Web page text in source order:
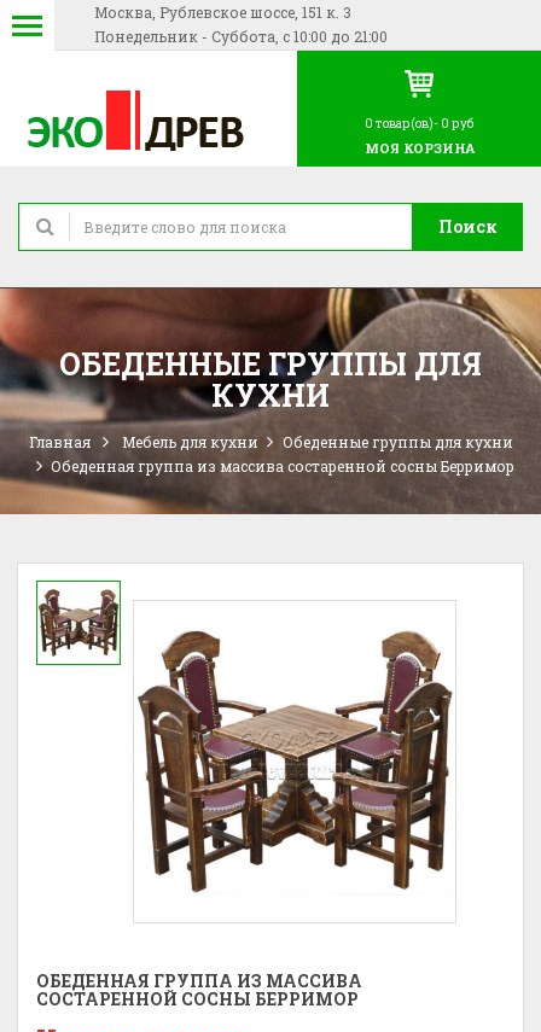
Москва, Рублевское шоссе, 151 к. 3
Понедельник - Суббота, с 10:00 до 21:00
Поиск
0 товар(ов)- 0 руб
МОЯ КОРЗИНА
ОБЕДЕННЫЕ ГРУППЫ ДЛЯ
КУХНИ
Главная Мебель для кухни
Обеденные группы для кухни
Обеденная группа из массива состаренной сосны Берримор
ОБЕДЕННАЯ ГРУППА ИЗ МАССИВА
СОСТАРЕННОЙ СОСНЫ БЕРРИМОР